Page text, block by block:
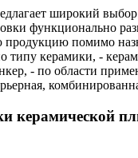
широкий
функционально
помимо
типу керамики, -
- по области
керамической